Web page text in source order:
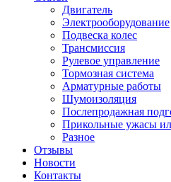
Двигатель
Электрооборудование
Подвеска колес
Трансмиссия
Рулевое управление
Тормозная система
Арматурные работы
Шумоизоляция
Послепродажная
Прикольные ужасы
Разное
Отзывы
Новости
Контакты